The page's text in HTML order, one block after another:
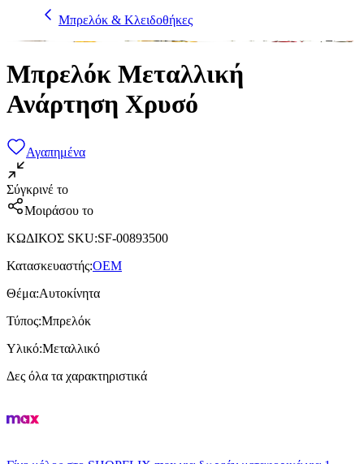
Μπρελόκ & Κλειδοθήκες
Μπρελόκ Μεταλλική
Ανάρτηση Χρυσό
Αγαπημένα
Σύγκρινέ το
Μοιράσου το
ΚΩΔΙΚΟΣ SKU:SF-00893500
Κατασκευαστής:OEM
Θέμα:Αυτοκίνητα
Τύπος:Μπρελόκ
Υλικό:Μεταλλικό
Δες όλα τα χαρακτηριστικά